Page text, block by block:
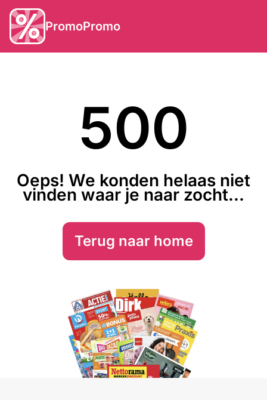
PromoPromo
500
Oeps! We konden helaas niet
vinden waar je naar zocht...
Terug naar home